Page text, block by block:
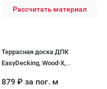
Рассчитать материал
Террасная доска ДПК
EasyDecking, Wood-X,
879 ₽ за пог. м